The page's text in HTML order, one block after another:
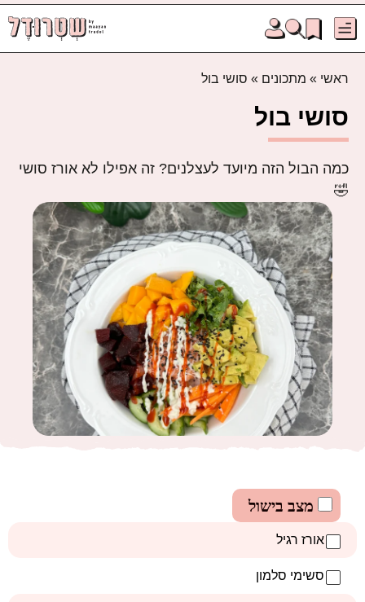
ראשי » מתכונים » סושי בול
סושי בול
כמה הבול הזה מיועד לעצלנים? זה אפילו לא אורז סושי
🤣
מצב בישול
אורז רגיל
סשימי סלמון